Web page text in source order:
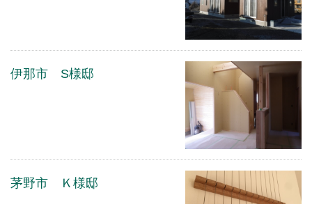
伊那市 S様邸
茅野市 Ｋ様邸